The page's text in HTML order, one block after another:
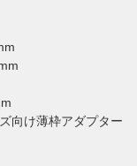
向け薄枠アダプター